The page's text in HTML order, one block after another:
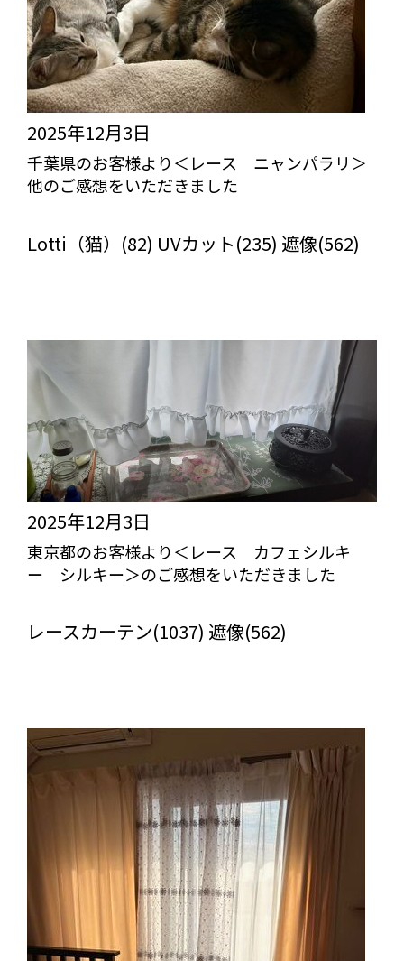
2025年12月3日
千葉県のお客様より＜レース ニャンパラリ＞
他のご感想をいただきました
Lotti（猫）(82) UVカット(235) 遮像(562)
2025年12月3日
東京都のお客様より＜レース カフェシルキ
ー シルキー＞のご感想をいただきました
レースカーテン(1037) 遮像(562)